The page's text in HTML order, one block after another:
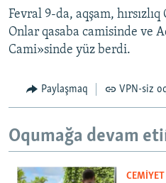
Fevral 9-da, aqşam,
Onlar qasaba camisinde ve
Cami»sinde yüz berdi.
Paylaşmaq VPN-siz
Oqumağa devam
CEMİYET